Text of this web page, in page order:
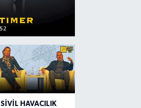
SIVIL HAVACILIK